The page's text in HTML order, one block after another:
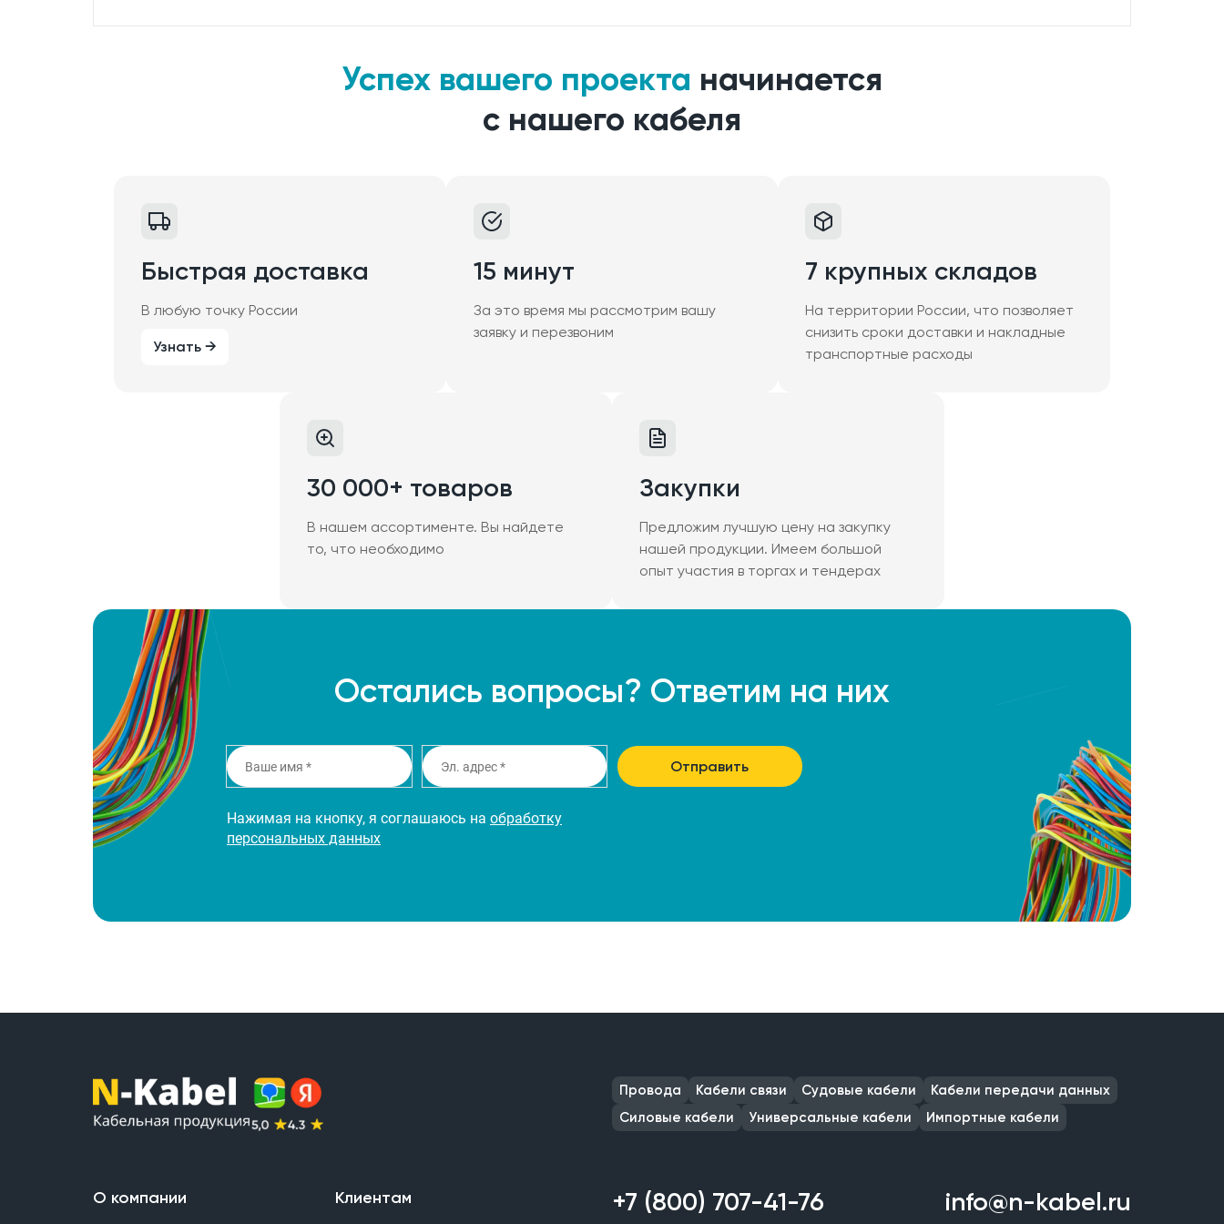
Успех вашего проекта начинается
с нашего кабеля
Быстрая доставка
В любую точку России
Узнать →
15 минут
За это время мы рассмотрим вашу
заявку и перезвоним
7 крупных складов
На территории России, что позволяет
снизить сроки доставки и накладные
транспортные расходы
30 000+ товаров
В нашем ассортименте. Вы найдете
то, что необходимо
Закупки
Предложим лучшую цену на закупку
нашей продукции. Имеем большой
опыт участия в торгах и тендерах
Остались вопросы? Ответим на них
Отправить
Нажимая на кнопку, я соглашаюсь на обработку
персональных данных
Провода Кабели связи Судовые кабели
Кабели передачи данных
Силовые кабели
Универсальные кабели Импортные кабели
О компании Клиентам +7 (800) 707-41-76 info@n-kabel.ru